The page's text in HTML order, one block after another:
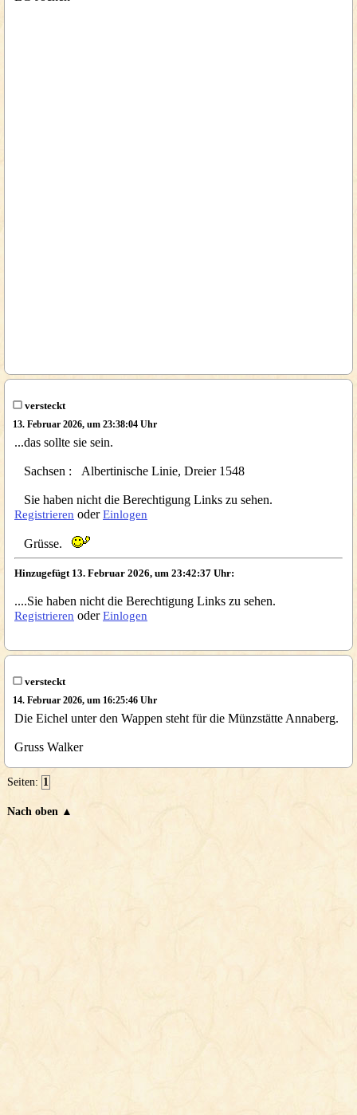
versteckt
13. Februar 2026, um 23:38:04 Uhr
...das sollte sie sein.
Sachsen : Albertinische Linie, Dreier 1548
Sie haben nicht die Berechtigung Links zu sehen.
Registrieren oderEinlogen
Grüsse.
Hinzugefügt 13. Februar 2026, um 23:42:37 Uhr:
....Sie haben nicht die Berechtigung Links zu sehen.
Registrieren oderEinlogen
versteckt
14. Februar 2026, um 16:25:46 Uhr
Die Eichel unter den Wappen steht für die Münzstätte Annaberg.
Gruss Walker
Seiten: 1
Nach oben ▲